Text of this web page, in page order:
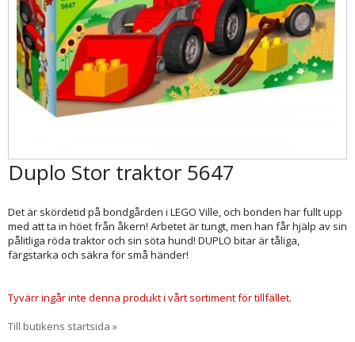
Duplo Stor traktor 5647
Det är skördetid på bondgården i LEGO Ville, och bonden har fullt upp
med att ta in höet från åkern! Arbetet är tungt, men han får hjälp av sin
pålitliga röda traktor och sin söta hund! DUPLO bitar är tåliga,
färgstarka och säkra för små händer!
Tyvärr ingår inte denna produkt i vårt sortiment för tillfället.
Till butikens startsida »